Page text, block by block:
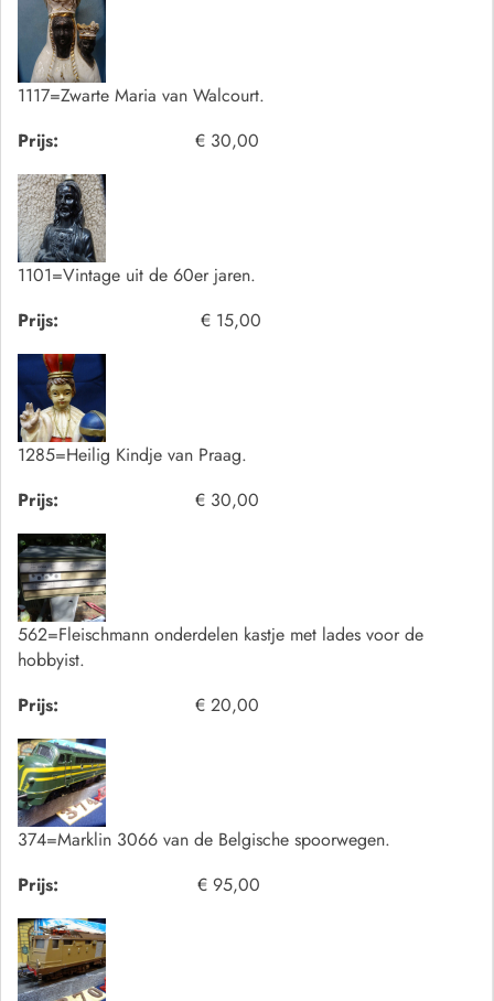
1117=Zwarte Maria van Walcourt.
Prijs:
€ 30,00
1101=Vintage uit de 60er jaren.
Prijs:
€ 15,00
1285=Heilig Kindje van Praag.
Prijs:
€ 30,00
562=Fleischmann onderdelen kastje met lades voor de
hobbyist.
Prijs:
€ 20,00
374=Marklin 3066 van de Belgische spoorwegen.
Prijs:
€ 95,00